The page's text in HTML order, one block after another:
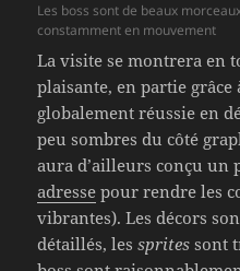
Les boss sont de beaux
constamment en mouvement
La visite se montrera en
plaisante, en partie
globalement réussie en
peu sombres du côté
aura d’ailleurs conçu un
adresse pour rendre les
vibrantes). Les décors
détaillés, lessprites sont